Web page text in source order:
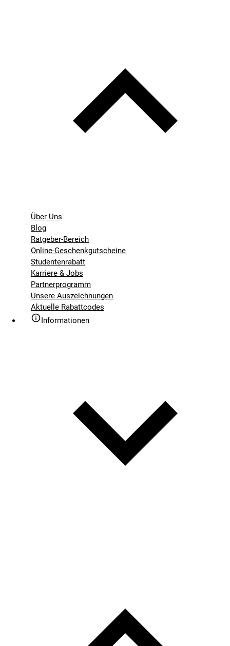
Über Uns
Blog
Ratgeber-Bereich
Online-Geschenkgutscheine
Studentenrabatt
Karriere & Jobs
Partnerprogramm
Unsere Auszeichnungen
Aktuelle Rabattcodes
Informationen